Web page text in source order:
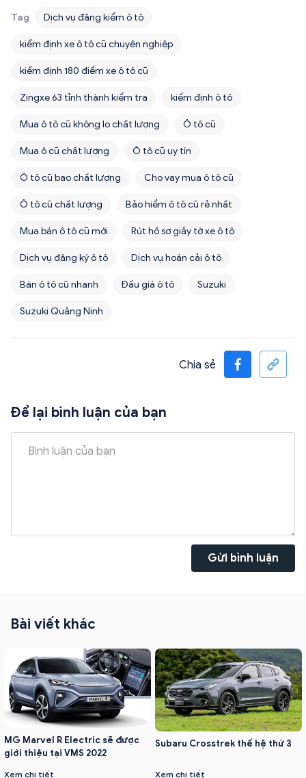
Tag Dịch vụ đăng kiểm ô tô
kiểm định xe ô tô cũ chuyên nghiệp
kiểm định 180 điểm xe ô tô cũ
Zingxe 63 tỉnh thành kiểm tra kiểm định ô tô
Mua ô tô cũ không lo chất lượng Ô tô cũ
Mua ô cũ chất lượng Ô tô cũ uy tín
Ô tô cũ bao chất lượng Cho vay mua ô tô cũ
Ô tô cũ chất lượng Bảo hiểm ô tô cũ rẻ nhất
Mua bán ô tô cũ mới Rút hồ sơ giấy tờ xe ô tô
Dịch vụ đăng ký ô tô Dịch vụ hoán cải ô tô
Bán ô tô cũ nhanh Đấu giá ô tô Suzuki
Suzuki Quảng Ninh
Chia sẻ
Để lại bình luận của bạn
Gửi bình luận
Bài viết khác
MG Marvel R Electric sẽ được
giới thiệu tại VMS 2022
Xem chi tiết
Subaru Crosstrek thế hệ thứ 3
Xem chi tiết